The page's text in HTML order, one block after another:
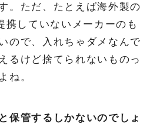
。ただ、たとえば海外製の
携していないメーカーのも
ので、入れちゃダメなんで
るけど捨てられないものっ
ね。
保管するしかないのでしょ